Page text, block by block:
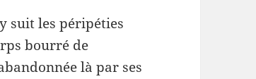
suit les péripéties
bourré de
là par ses